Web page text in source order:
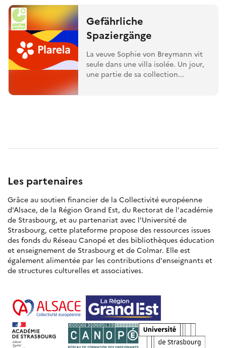
Gefährliche
Spaziergänge
La veuve Sophie von Breymann vit
seule dans une villa isolée. Un jour,
une partie de sa collection...
Les partenaires
Grâce au soutien financier de la Collectivité européenne
d'Alsace, de la Région Grand Est, du Rectorat de l'académie
de Strasbourg, et au partenariat avec l'Université de
Strasbourg, cette plateforme propose des ressources issues
des fonds du Réseau Canopé et des bibliothèques éducation
et enseignement de Strasbourg et de Colmar. Elle est
également alimentée par les contributions d'enseignants et
de structures culturelles et associatives.